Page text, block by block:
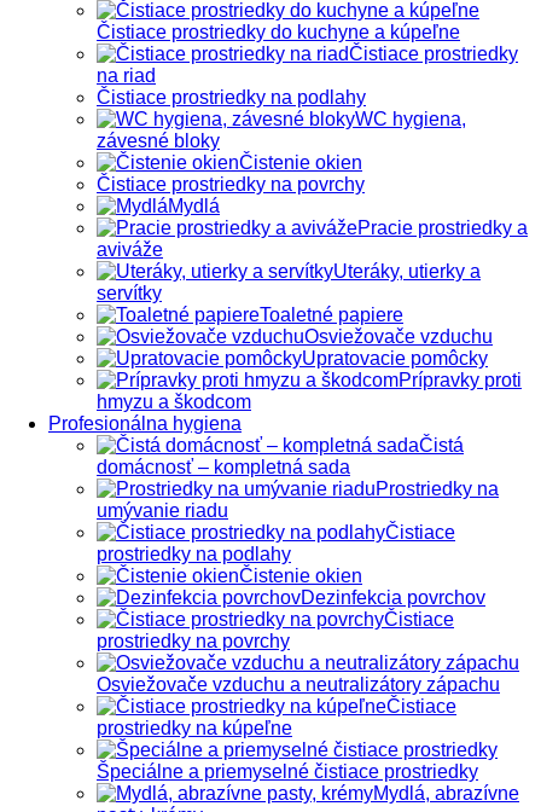
Čistiace prostriedky do kuchyne a kúpeľne
Čistiace prostriedky
na riad
Čistiace prostriedky na podlahy
WC hygiena,
závesné bloky
Čistenie okien
Čistiace prostriedky na povrchy
Mydlá
Pracie prostriedky a
aviváže
Uteráky, utierky a
servítky
Toaletné papiere
Osviežovače vzduchu
Upratovacie pomôcky
Prípravky proti
hmyzu a škodcom
Profesionálna hygiena
Čistá
domácnosť – kompletná sada
Prostriedky na
umývanie riadu
Čistiace
prostriedky na podlahy
Čistenie okien
Dezinfekcia povrchov
Čistiace
prostriedky na povrchy
Osviežovače vzduchu a neutralizátory zápachu
Čistiace
prostriedky na kúpeľne
Špeciálne a priemyselné čistiace prostriedky
Mydlá, abrazívne